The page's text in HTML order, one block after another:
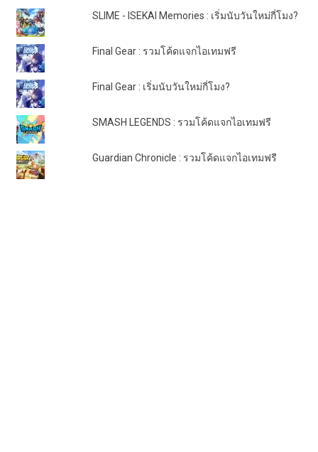
SLIME - ISEKAI Memories : เริ่มนับวันใหม่กี่โมง?
Final Gear : รวมโค้ดแจกไอเทมฟรี
Final Gear : เริ่มนับวันใหม่กี่โมง?
SMASH LEGENDS : รวมโค้ดแจกไอเทมฟรี
Guardian Chronicle : รวมโค้ดแจกไอเทมฟรี